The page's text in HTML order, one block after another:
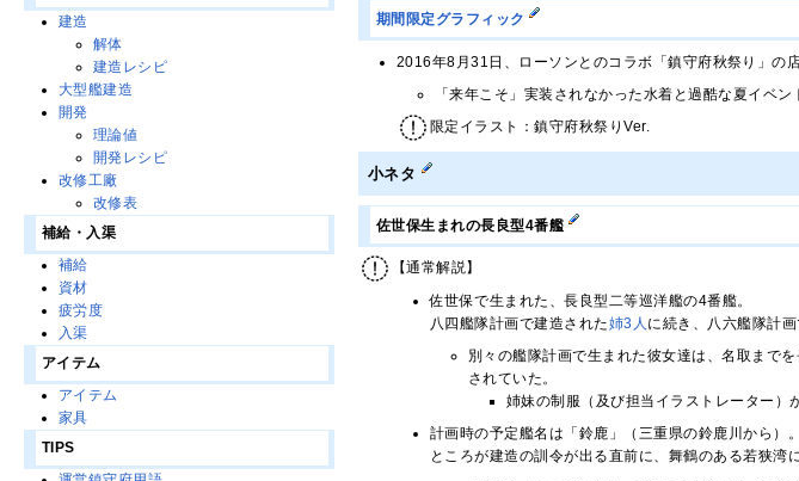
期間限定グラフィック
2016年8月31日、ローソンとのコラボ「鎮守府秋祭り」の
「来年こそ」実装されなかった水着と過酷な夏イベ
限定イラスト：鎮守府秋祭りVer.
小ネタ
佐世保生まれの長良型4番艦
【通常解説】
佐世保で生まれた、長良型二等巡洋艦の4番艦。
八四艦隊計画で建造された姉3 人 に続き、八六艦隊計画
別々の艦隊計画で生まれた彼女達は、名取まで
されていた。
姉妹の制服（及び担当イラストレーター）
計画時の予定艦名は「鈴鹿」（三重県の鈴鹿川から）。
ところが建造の訓令が出る直前に、舞鶴のある若狭湾
建造
解体
建造レシピ
大型艦建造
開発
理論値
開発レシピ
改修工廠
改修表
補給・入渠
補給
資材
疲労度
入渠
アイテム
アイテム
家具
TIPS